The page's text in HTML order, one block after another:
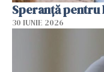
Speranță
30 IUNIE 2026